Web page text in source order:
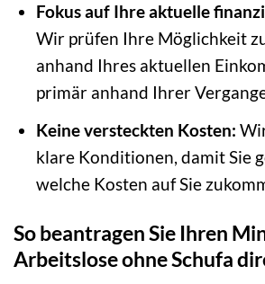
Fokus auf Ihre aktuelle
Wir prüfen Ihre Möglichkeit
anhand Ihres aktuellen
primär anhand Ihrer
Keine versteckten Kosten:
klare Konditionen, damit Sie
welche Kosten auf Sie
So beantragen Sie Ihren
Arbeitslose ohne Schufa